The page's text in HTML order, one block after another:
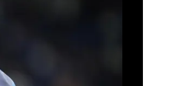
traumatismo